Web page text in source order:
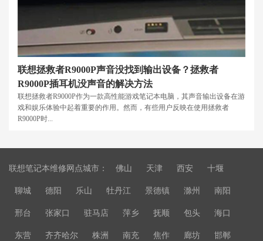
联想拯救者R9000P声音没找到输出设备？拯救者
R9000P插耳机没声音的解决方法
联想拯救者R9000P作为一款高性能游戏笔记本电脑，其声音输出设备在游
戏和娱乐体验中起着重要的作用。然而，有些用户反映在使用拯救者
R9000P时...
联想笔记本维修网点城市： 佛山 天津 西安 十堰
聊城 德阳 乐山 牡丹江 景德镇 滁州 南阳
邢台 张家口 驻马店 萍乡 抚顺 包头 海口
东营 齐齐哈尔 株洲 南充 焦作 廊坊 邯郸